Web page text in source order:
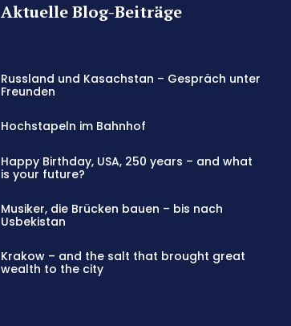
Aktuelle Blog-Beiträge
Russland und Kasachstan – Gespräch unter
Freunden
Hochstapeln im Bahnhof
Happy Birthday, USA, 250 years – and what
is your future?
Musiker, die Brücken bauen – bis nach
Usbekistan
Krakow – and the salt that brought great
wealth to the city